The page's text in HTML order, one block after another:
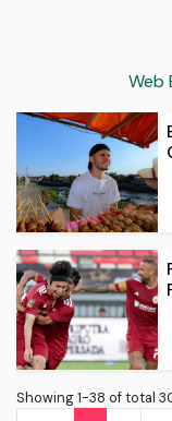
Web
Showing 1-38 of total